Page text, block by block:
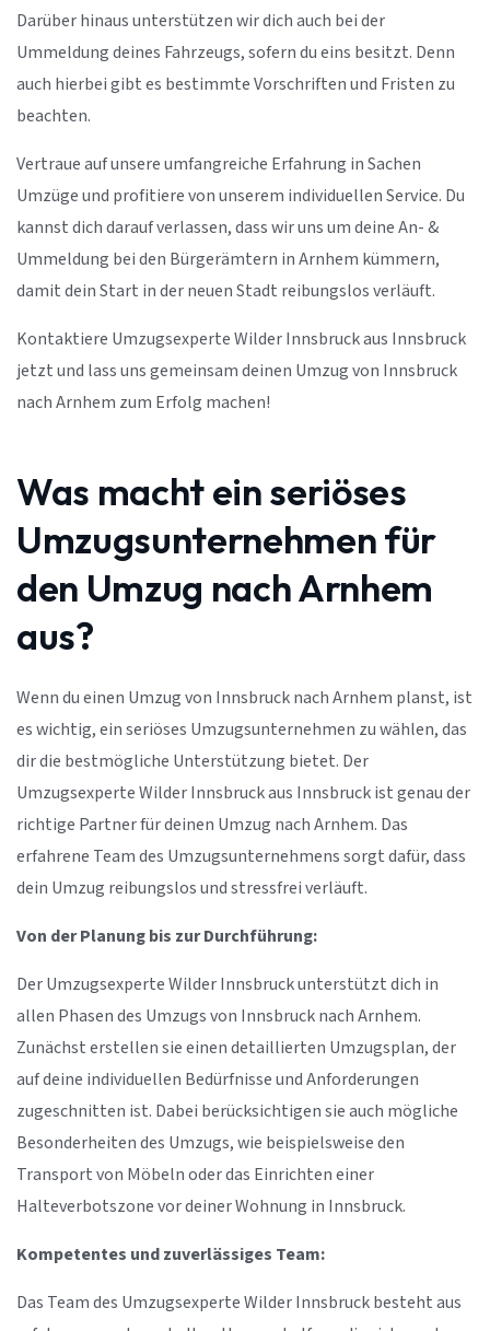
Darüber hinaus unterstützen wir dich auch bei der
Ummeldung deines Fahrzeugs, sofern du eins besitzt. Denn
auch hierbei gibt es bestimmte Vorschriften und Fristen zu
beachten.
Vertraue auf unsere umfangreiche Erfahrung in Sachen
Umzüge und profitiere von unserem individuellen Service. Du
kannst dich darauf verlassen, dass wir uns um deine An- &
Ummeldung bei den Bürgerämtern in Arnhem kümmern,
damit dein Start in der neuen Stadt reibungslos verläuft.
Kontaktiere Umzugsexperte Wilder Innsbruck aus Innsbruck
jetzt und lass uns gemeinsam deinen Umzug von Innsbruck
nach Arnhem zum Erfolg machen!
Was macht ein seriöses
Umzugsunternehmen für
den Umzug nach Arnhem
aus?
Wenn du einen Umzug von Innsbruck nach Arnhem planst, ist
es wichtig, ein seriöses Umzugsunternehmen zu wählen, das
dir die bestmögliche Unterstützung bietet. Der
Umzugsexperte Wilder Innsbruck aus Innsbruck ist genau der
richtige Partner für deinen Umzug nach Arnhem. Das
erfahrene Team des Umzugsunternehmens sorgt dafür, dass
dein Umzug reibungslos und stressfrei verläuft.
Von der Planung bis zur Durchführung:
Der Umzugsexperte Wilder Innsbruck unterstützt dich in
allen Phasen des Umzugs von Innsbruck nach Arnhem.
Zunächst erstellen sie einen detaillierten Umzugsplan, der
auf deine individuellen Bedürfnisse und Anforderungen
zugeschnitten ist. Dabei berücksichtigen sie auch mögliche
Besonderheiten des Umzugs, wie beispielsweise den
Transport von Möbeln oder das Einrichten einer
Halteverbotszone vor deiner Wohnung in Innsbruck.
Kompetentes und zuverlässiges Team:
Das Team des Umzugsexperte Wilder Innsbruck besteht aus